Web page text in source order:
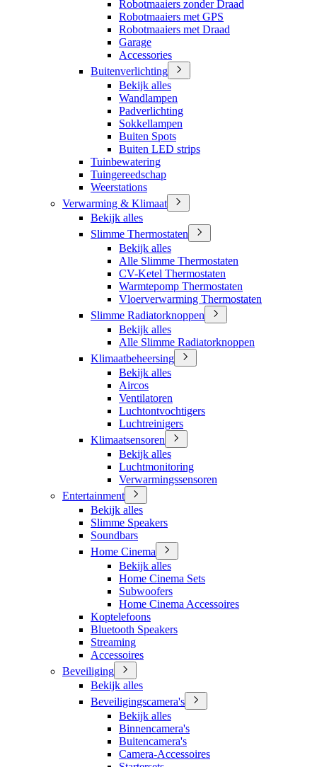
Robotmaaiers zonder Draad
Robotmaaiers met GPS
Robotmaaiers met Draad
Garage
Accessories
Buitenverlichting
Bekijk alles
Wandlampen
Padverlichting
Sokkellampen
Buiten Spots
Buiten LED strips
Tuinbewatering
Tuingereedschap
Weerstations
Verwarming & Klimaat
Bekijk alles
Slimme Thermostaten
Bekijk alles
Alle Slimme Thermostaten
CV-Ketel Thermostaten
Warmtepomp Thermostaten
Vloerverwarming Thermostaten
Slimme Radiatorknoppen
Bekijk alles
Alle Slimme Radiatorknoppen
Klimaatbeheersing
Bekijk alles
Aircos
Ventilatoren
Luchtontvochtigers
Luchtreinigers
Klimaatsensoren
Bekijk alles
Luchtmonitoring
Verwarmingssensoren
Entertainment
Bekijk alles
Slimme Speakers
Soundbars
Home Cinema
Bekijk alles
Home Cinema Sets
Subwoofers
Home Cinema Accessoires
Koptelefoons
Bluetooth Speakers
Streaming
Accessoires
Beveiliging
Bekijk alles
Beveiligingscamera's
Bekijk alles
Binnencamera's
Buitencamera's
Camera-Accessoires